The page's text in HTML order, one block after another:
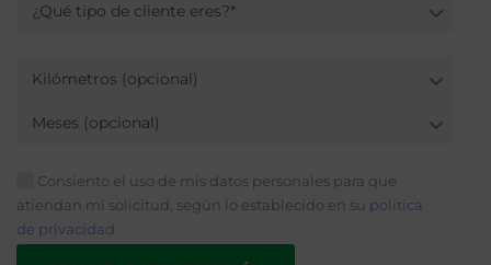
¿Qué tipo de cliente eres?*
Kilómetros (opcional)
Meses (opcional)
Consiento el uso de mis datos personales para que
atiendan mi solicitud, según lo establecido en su política
de privacidad